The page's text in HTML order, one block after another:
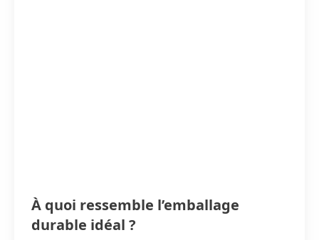
À quoi ressemble l’emballage
durable idéal ?